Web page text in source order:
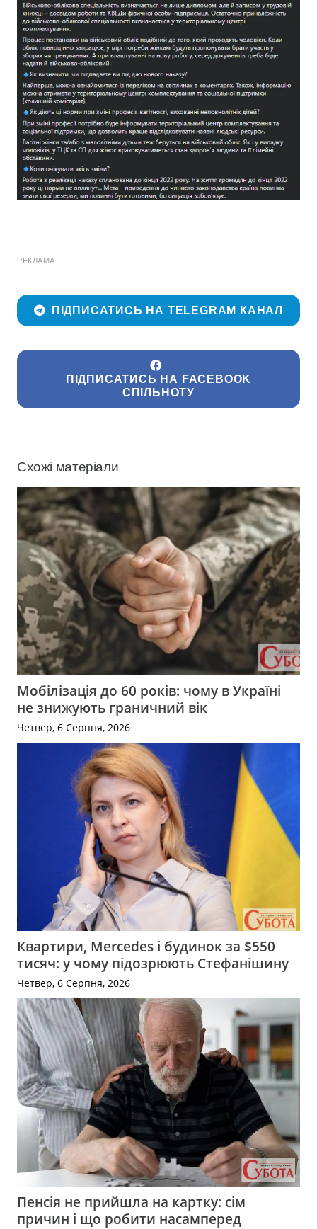
РЕКЛАМА
ПІДПИСАТИСЬ НА TELEGRAM КАНАЛ
ПІДПИСАТИСЬ НА FACEBOOK
СПІЛЬНОТУ
Схожі матеріали
Мобілізація до 60 років: чому в Україні
не знижують граничний вік
Четвер, 6 Серпня, 2026
Квартири, Mercedes і будинок за $550
тисяч: у чому підозрюють Стефанішину
Четвер, 6 Серпня, 2026
Пенсія не прийшла на картку: сім
причин і що робити насамперед